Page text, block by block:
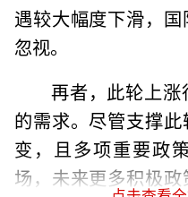
遇较大幅度下滑，
忽视。
再者，此轮上
的需求。尽管支撑
变，且多项重要政
场，未来更多积极